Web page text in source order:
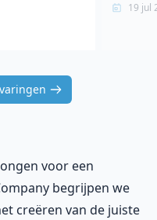
19 jul
voor een
begrijpen we
creëren van de juiste